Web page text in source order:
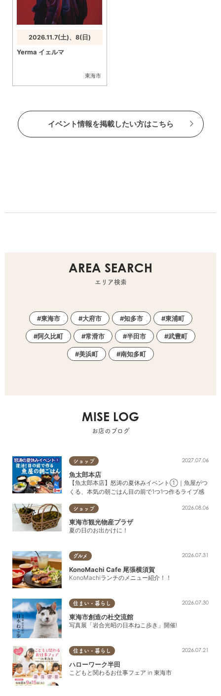
東海市
2026.11.7(土)、8(日)
Yerma イェルマ
イベント情報を掲載したい方はこちら
AREA SEARCH
エリア検索
東海市 大府市 知多市 東浦町
阿久比町 常滑市 半田市 武豊町
美浜町 南知多町
MISE LOG
お店のブログ
ショップ 2027.07.06
魚太郎本店
【魚太郎本店】怒涛の夏休みイベント①｜魚屋がつ
くる、本気の朝ごはん目の前で1つ1つ作るライブ感
ショップ 2026.08.06
東海市観光物産プラザ
夏の日のお出かけに！
グルメ 2026.07.31
KonoMachi Cafe 尾張横須賀
KonoMachiランチのメニュー紹介！！
住まい・暮らし 2026.07.30
東海市創造の杜交流館
写真展「岩合光昭の日本ねこ歩き」開催!
住まい・暮らし 2026.07.21
ハローワーク半田
こどもと関わるお仕事フェア in 東海市